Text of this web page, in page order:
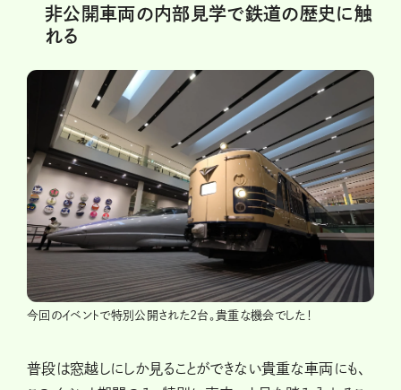
非公開車両の内部見学で鉄道の歴史に触
れる
今回のイベントで特別公開された2台。貴重な機会でした！
普段は窓越しにしか見ることができない貴重な車両にも、